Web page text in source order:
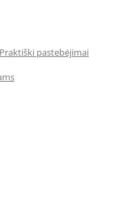
pastebėjimai